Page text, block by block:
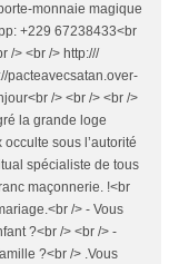
monnaie magique
+229 67238433<br
/> <br /> http:///
pacteavecsatan.over-
/> <br /> <br />
la grande loge
sous l’autorité
spécialiste de tous
maçonnerie. !<br
/> - Vous
?<br /> <br /> -
?<br /> .Vous